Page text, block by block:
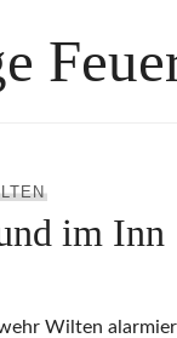
im Inn
Wilten